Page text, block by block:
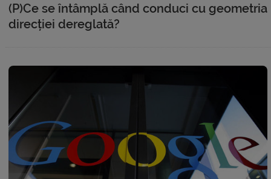
(P)Ce se întâmplă când conduci cu geometria
direcției dereglată?